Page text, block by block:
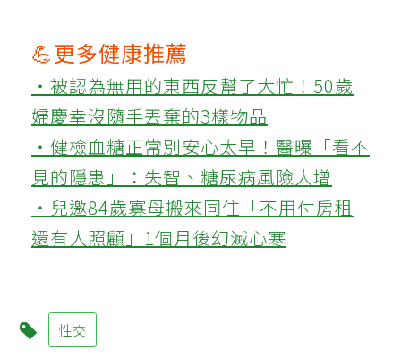
💪更多健康推薦
‧被認為無用的東西反幫了大忙！50歲
婦慶幸沒隨手丟棄的3樣物品
‧健檢血糖正常別安心太早！醫曝「看不
見的隱患」：失智、糖尿病風險大增
‧兒邀84歲寡母搬來同住「不用付房租
還有人照顧」1個月後幻滅心寒
性交